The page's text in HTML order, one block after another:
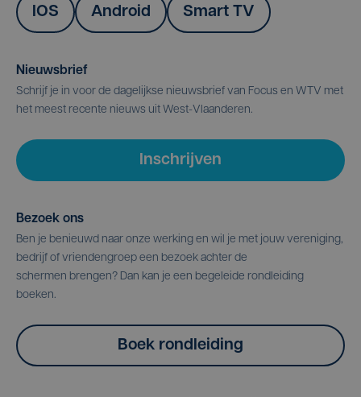
IOS Android Smart TV
Nieuwsbrief
Schrijf je in voor de dagelijkse nieuwsbrief van Focus en WTV met
het meest recente nieuws uit West-Vlaanderen.
Inschrijven
Bezoek ons
Ben je benieuwd naar onze werking en wil je met jouw vereniging,
bedrijf of vriendengroep een bezoek achter de
schermen brengen? Dan kan je een begeleide rondleiding
boeken.
Boek rondleiding